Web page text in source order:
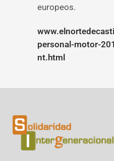
europeos.
personal-motor-
nt.html